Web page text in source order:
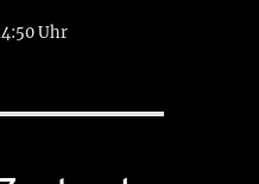
Uhr